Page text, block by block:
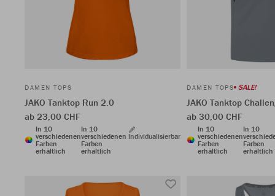
DAMEN TOPS
JAKO Tanktop Run 2.0
ab 23,00 CHF
In 10
verschiedenen
Farben
erhältlich
In 10
verschiedenen
Farben
erhältlich
Individualisierbar
DAMEN TOPS SALE!
JAKO Tanktop
ab 30,00 CHF
In 10
verschiedenen
Farben
erhältlich
In 10
Farben
erhältlich